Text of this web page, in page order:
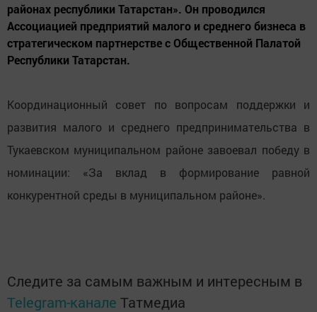
районах республики Татарстан». Он проводился
Ассоциацией предприятий малого и среднего бизнеса в
стратегическом партнерстве с Общественной Палатой
Республики Татарстан.
Координационный совет по вопросам поддержки и
развития малого и среднего предпринимательства в
Тукаевском муниципальном районе завоевал победу в
номинации: «За вклад в формирование равной
конкурентной среды в муниципальном районе».
Следите за самым важным и интересным в
Telegram-канале Татмедиа